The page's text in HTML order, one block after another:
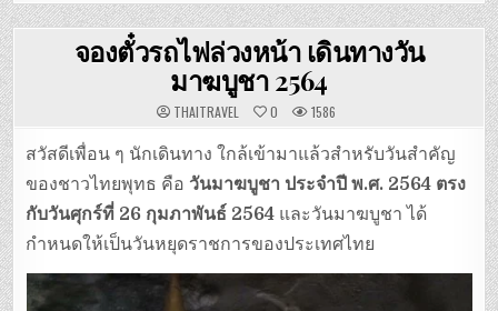
จองตั๋วรถไฟล่วงหน้า เดินทางวัน
มาฆบูชา 2564
THAITRAVEL 0 1586
สวัสดีเพื่อน ๆ นักเดินทาง ใกล้เข้ามาแล้วสำหรับวันสำคัญ
ของชาวไทยพุทธ คือ วันมาฆบูชา ประจำปี พ.ศ. 2564 ตรง
กับวันศุกร์ที่ 26 กุมภาพันธ์ 2564 และวันมาฆบูชา ได้
กำหนดให้เป็นวันหยุดราชการของประเทศไทย